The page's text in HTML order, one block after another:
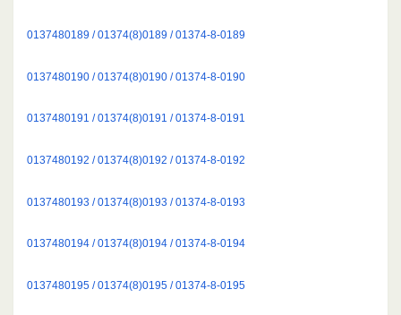
0137480189 / 01374(8)0189 / 01374-8-0189
0137480190 / 01374(8)0190 / 01374-8-0190
0137480191 / 01374(8)0191 / 01374-8-0191
0137480192 / 01374(8)0192 / 01374-8-0192
0137480193 / 01374(8)0193 / 01374-8-0193
0137480194 / 01374(8)0194 / 01374-8-0194
0137480195 / 01374(8)0195 / 01374-8-0195